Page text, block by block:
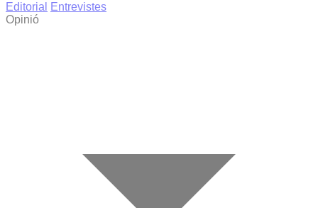
Editorial
Entrevistes
Opinió